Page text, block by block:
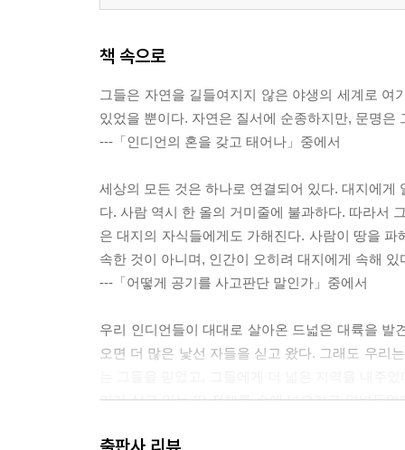
책 속으로
그들은 자연을 길들여지지 않은 야생의 세계로
있었을 뿐이다. 자연은 질서에 순종하지만, 문명은
---「인디언의 혼을 갖고 태어나」중에서
세상의 모든 것은 하나로 연결되어 있다. 대지에
다. 사람 역시 한 올의 거미줄에 불과하다. 따라서
은 대지의 자식들에게도 가해진다. 사람이 땅을
속한 것이 아니며, 인간이 오히려 대지에게 속해 있
---「어떻게 공기를 사고판단 말인가」중에서
우리 인디언들이 대대로 살아온 드넓은 대륙을
오면 더 많은 낯선 자들을 싣고 왔다. 그래도 우리
리가 살고 있는 땅 전체를 손에 넣으려고 덤벼들